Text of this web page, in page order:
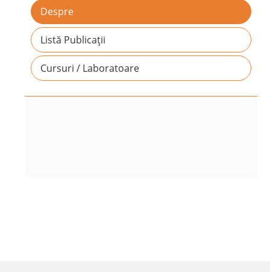
Despre
Listă Publicații
Cursuri / Laboratoare